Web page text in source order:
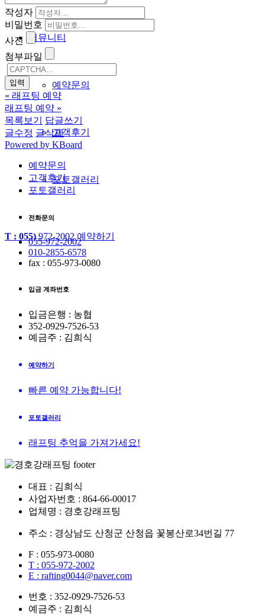
커뮤니티
예약문의
고객후기
포토갤러리
T : 055)972-2002예약하기
작성자
비밀번호
사진
첨부파일
« 래프팅 예약
래프팅 예약 »
목록보기
답글쓰기
글수정 글삭제
Powered by KBoard
예약문의
고객후기
포토갤러리
전화문의
055-972-2002
010-2855-6578
fax : 055-973-0080
입금 계좌번호
입금은행 : 농협
352-0929-7526-53
예금주 : 김희식
예약하기
빠른 예약 가능합니다!
포토갤러리
래프팅 추억을 가져가세요!
대표 : 김희식
사업자번호 : 864-66-00017
업체명 : 경호강래프팅
주소 : 경상남도 산청군 산청읍 꽃봉산로34번길 77
F : 055-973-0080
T : 055-972-2002
E : rafting0044@naver.com
번호 : 352-0929-7526-53
예금주 : 김희식